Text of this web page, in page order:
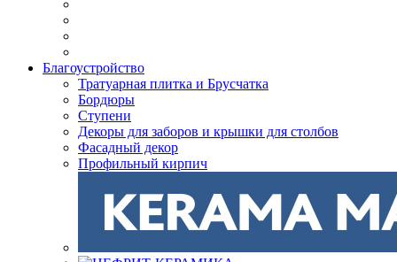
Благоустройство
Тратуарная плитка и Брусчатка
Бордюры
Ступени
Декоры для заборов и крышки для столбов
Фасадный декор
Профильный кирпич